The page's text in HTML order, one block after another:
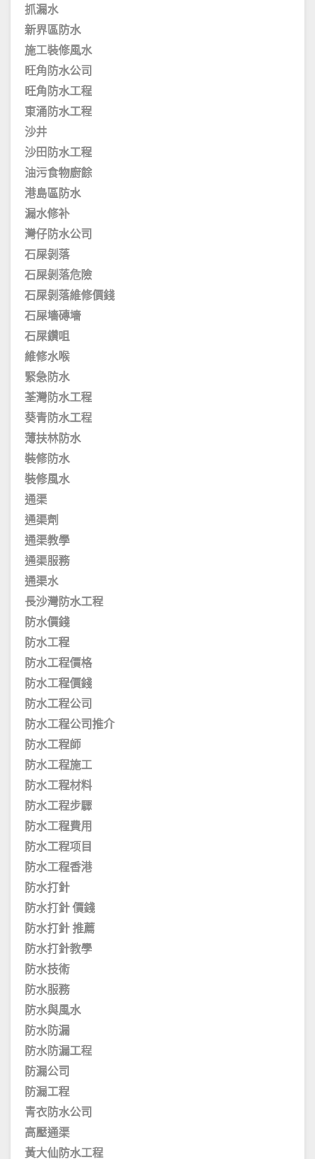
抓漏水
新界區防水
施工裝修風水
旺角防水公司
旺角防水工程
東涌防水工程
沙井
沙田防水工程
油污食物廚餘
港島區防水
漏水修补
灣仔防水公司
石屎剝落
石屎剝落危險
石屎剝落維修價錢
石屎墻磚墻
石屎鑽咀
維修水喉
緊急防水
荃灣防水工程
葵青防水工程
薄扶林防水
裝修防水
裝修風水
通渠
通渠劑
通渠教學
通渠服務
通渠水
長沙灣防水工程
防水價錢
防水工程
防水工程價格
防水工程價錢
防水工程公司
防水工程公司推介
防水工程師
防水工程施工
防水工程材料
防水工程步驟
防水工程費用
防水工程项目
防水工程香港
防水打針
防水打針 價錢
防水打針 推薦
防水打針教學
防水技術
防水服務
防水與風水
防水防漏
防水防漏工程
防漏公司
防漏工程
青衣防水公司
高壓通渠
黃大仙防水工程